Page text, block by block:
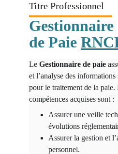
Gestionnaire
de Paie
Titre Professionnel
Le Gestionnaire de paie
et l’analyse des informations
pour le traitement de la paie.
compétences acquises sont :
Assurer une veille
évolutions
Assurer la gestion et
personnel.